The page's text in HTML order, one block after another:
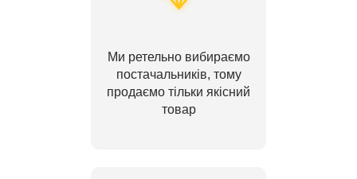
Ми ретельно вибираємо
постачальників, тому
продаємо тільки якісний
товар